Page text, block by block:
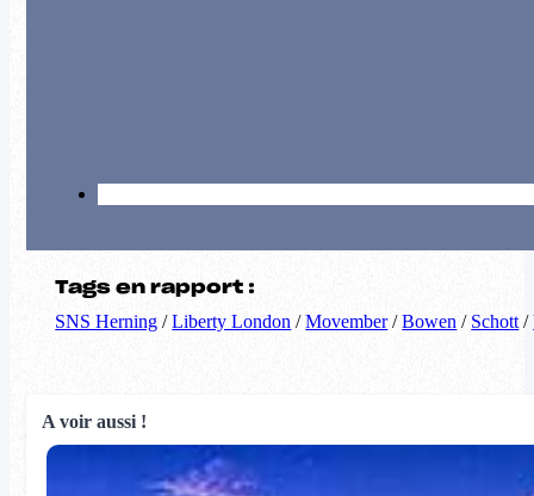
Tags en rapport :
SNS Herning /Liberty London /Movember/Bowen / Schott/
A voir aussi !